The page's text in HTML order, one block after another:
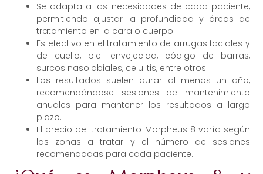
Se adapta a las necesidades de cada paciente,
permitiendo ajustar la profundidad y áreas de
tratamiento en la cara o cuerpo.
Es efectivo en el tratamiento de arrugas faciales y
de cuello, piel envejecida, código de barras,
surcos nasolabiales, celulitis, entre otros.
Los resultados suelen durar al menos un año,
recomendándose sesiones de mantenimiento
anuales para mantener los resultados a largo
plazo.
El precio del tratamiento Morpheus 8 varía según
las zonas a tratar y el número de sesiones
recomendadas para cada paciente.